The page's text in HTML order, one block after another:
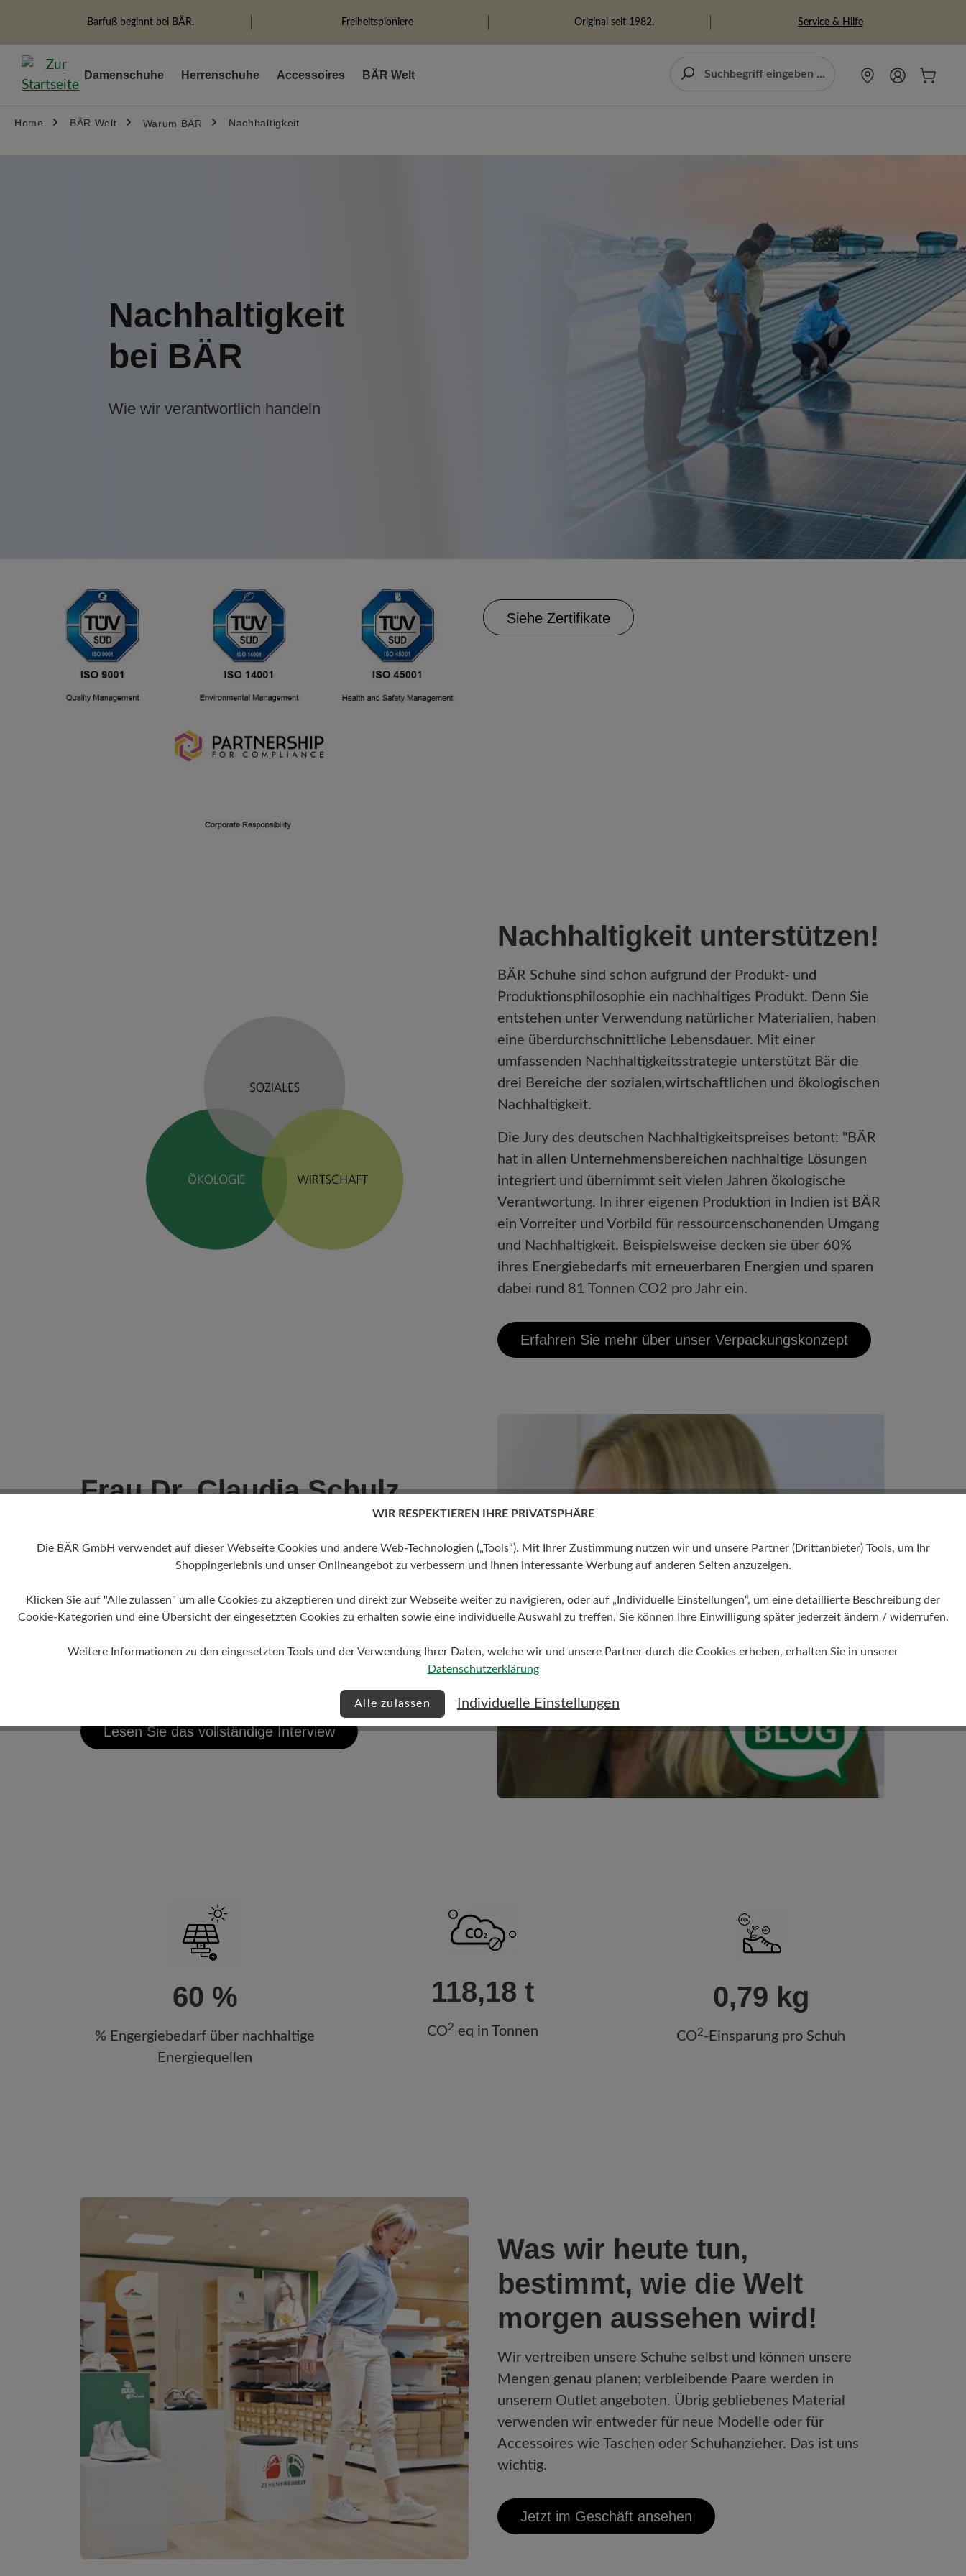
Zur Hauptnavigation springen
Barfuß beginnt bei BÄR. Freiheitspioniere Original seit 1982. Service & Hilfe
Damenschuhe Herrenschuhe Accessoires BÄR Welt
Home BÄR Welt Warum BÄR Nachhaltigkeit
Nachhaltigkeit
bei BÄR
Wie wir verantwortlich handeln
Siehe Zertifikate
Nachhaltigkeit unterstützen!
BÄR Schuhe sind schon aufgrund der Produkt- und
Produktionsphilosophie ein nachhaltiges Produkt. Denn Sie
entstehen unter Verwendung natürlicher Materialien, haben
eine überdurchschnittliche Lebensdauer. Mit einer
umfassenden Nachhaltigkeitsstrategie unterstützt Bär die
drei Bereiche der sozialen,wirtschaftlichen und ökologischen
Nachhaltigkeit.
Die Jury des deutschen Nachhaltigkeitspreises betont: "BÄR
hat in allen Unternehmensbereichen nachhaltige Lösungen
integriert und übernimmt seit vielen Jahren ökologische
Verantwortung. In ihrer eigenen Produktion in Indien ist BÄR
ein Vorreiter und Vorbild für ressourcenschonenden Umgang
und Nachhaltigkeit. Beispielsweise decken sie über 60%
ihres Energiebedarfs mit erneuerbaren Energien und sparen
dabei rund 81 Tonnen CO2 pro Jahr ein.
Erfahren Sie mehr über unser Verpackungskonzept
Frau Dr. Claudia Schulz
Schuhexpertin, Pressesprecherin des Bundesverbandes der
Schuh- und Lederindustrie und des „Deutschen
Schuhinstitutes“, Moderatorin, Trendberaterin, Bloggerin und
freie Journalistin. Ihre Mission: Der Schuh! Dr. Schulz stellt
Fragen zum Thema Nachhaltigkeit, der Unternehmensidee,
Lesen Sie das vollständige Interview
60 %
% Engergiebedarf über nachhaltige
Energiequellen
118,18 t
CO2 eq in Tonnen
0,79 kg
CO2-Einsparung pro Schuh
Was wir heute tun,
bestimmt, wie die Welt
morgen aussehen wird!
Wir vertreiben unsere Schuhe selbst und können unsere
Mengen genau planen; verbleibende Paare werden in
unserem Outlet angeboten. Übrig gebliebenes Material
verwenden wir entweder für neue Modelle oder für
Accessoires wie Taschen oder Schuhanzieher. Das ist uns
wichtig.
Jetzt im Geschäft ansehen
WIR RESPEKTIEREN IHRE PRIVATSPHÄRE
Die BÄR GmbH verwendet auf dieser Webseite Cookies und andere Web-Technologien („Tools“). Mit Ihrer Zustimmung nutzen wir und unsere Partner (Drittanbieter) Tools, um Ihr
Shoppingerlebnis und unser Onlineangebot zu verbessern und Ihnen interessante Werbung auf anderen Seiten anzuzeigen.
Klicken Sie auf "Alle zulassen" um alle Cookies zu akzeptieren und direkt zur Webseite weiter zu navigieren, oder auf „Individuelle Einstellungen“, um eine detaillierte Beschreibung der
Cookie-Kategorien und eine Übersicht der eingesetzten Cookies zu erhalten sowie eine individuelle Auswahl zu treffen. Sie können Ihre Einwilligung später jederzeit ändern / widerrufen.
Weitere Informationen zu den eingesetzten Tools und der Verwendung Ihrer Daten, welche wir und unsere Partner durch die Cookies erheben, erhalten Sie in unserer
Datenschutzerklärung
Alle zulassen Individuelle Einstellungen